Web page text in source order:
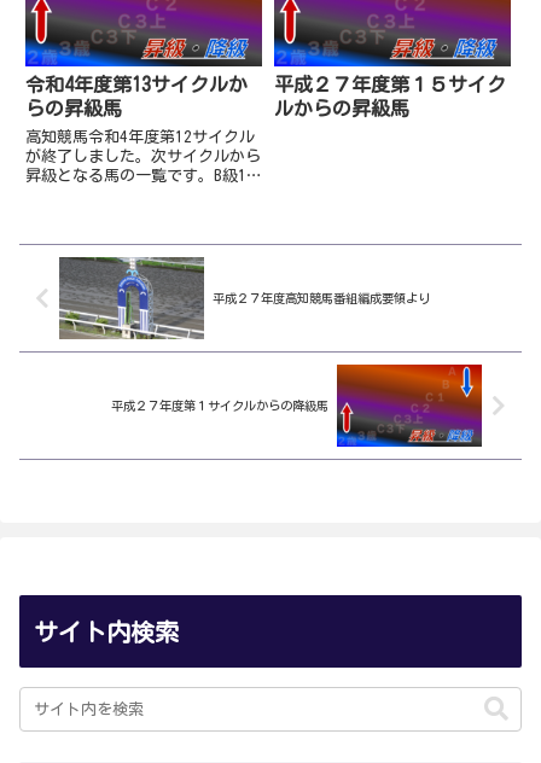
令和4年度第13サイクルか
らの昇級馬
高知競馬令和4年度第12サイクル
が終了しました。次サイクルから
昇級となる馬の一覧です。B級1
戻りました。一方、2歳準重
賞...
平成２７年度第１５サイク
ルからの昇級馬
平成２７年度高知競馬番組編成要領より
平成２７年度第１サイクルからの降級馬
サイト内検索